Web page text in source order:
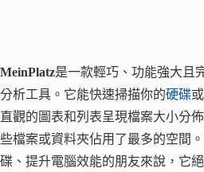
MeinPlatz是一款輕巧、功能強大且
分析工具。它能快速掃描你的硬碟
直觀的圖表和列表呈現檔案大小分
些檔案或資料夾佔用了最多的空間
碟、提升電腦效能的朋友來說，它